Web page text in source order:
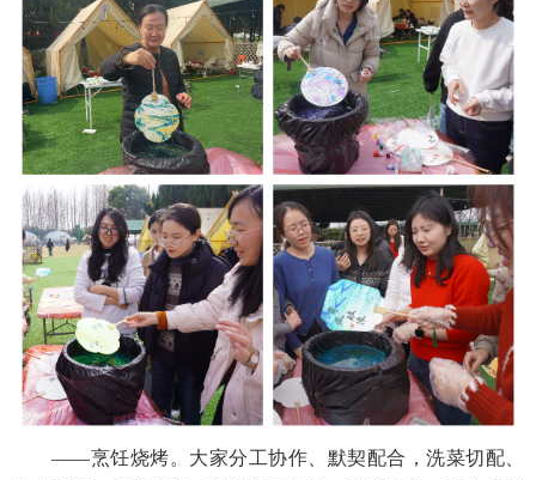
——烹饪烧烤。大家分工协作、默契配合，洗菜切配、